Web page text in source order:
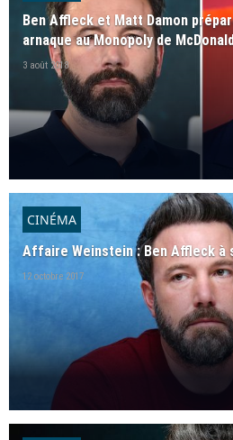
Ben Affleck et Matt Damon
arnaque au Monopoly de
3 août 2018
CINÉMA
Affaire Weinstein : Ben Affleck à
12 octobre 2017